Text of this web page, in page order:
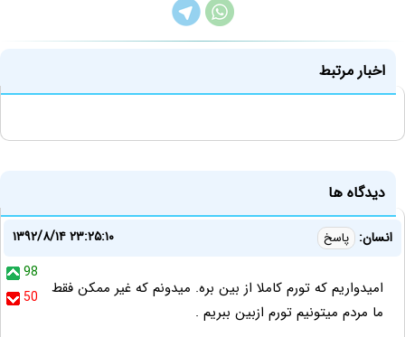
اخبار مرتبط
دیدگاه ها
انسان: پاسخ
۱۳۹۲/۸/۱۴ ۲۳:۲۵:۱۰
98
50
امیدواریم که تورم کاملا از بین بره. میدونم که غیر ممکن فقط
ما مردم میتونیم تورم ازبین ببریم .